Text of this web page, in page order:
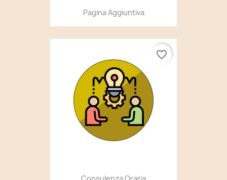
Pagina Aggiuntiva
favorite_border